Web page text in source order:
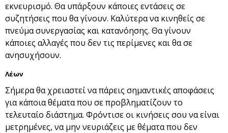
εκνευρισμό. Θα υπάρξουν κάποιες εντάσεις σε
συζητήσεις που θα γίνουν. Καλύτερα να κινηθείς σε
πνεύμα συνεργασίας και κατανόησης. Θα γίνουν
κάποιες αλλαγές που δεν τις περίμενες και θα σε
ανησυχήσουν.
Λέων
Σήμερα θα χρειαστεί να πάρεις σημαντικές αποφάσεις
για κάποια θέματα που σε προβληματίζουν το
τελευταίο διάστημα. Φρόντισε οι κινήσεις σου να είναι
μετρημένες, να μην νευριάζεις με θέματα που δεν